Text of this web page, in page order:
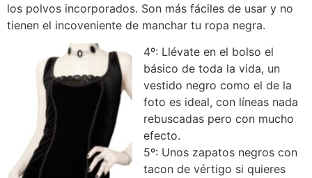
los polvos incorporados. Son más fáciles de usar y no
tienen el incoveniente de manchar tu ropa negra.
4º: Llévate en el bolso el
básico de toda la vida, un
vestido negro como el de la
foto es ideal, con líneas nada
rebuscadas pero con mucho
efecto.
5º: Unos zapatos negros con
tacon de vértigo si quieres